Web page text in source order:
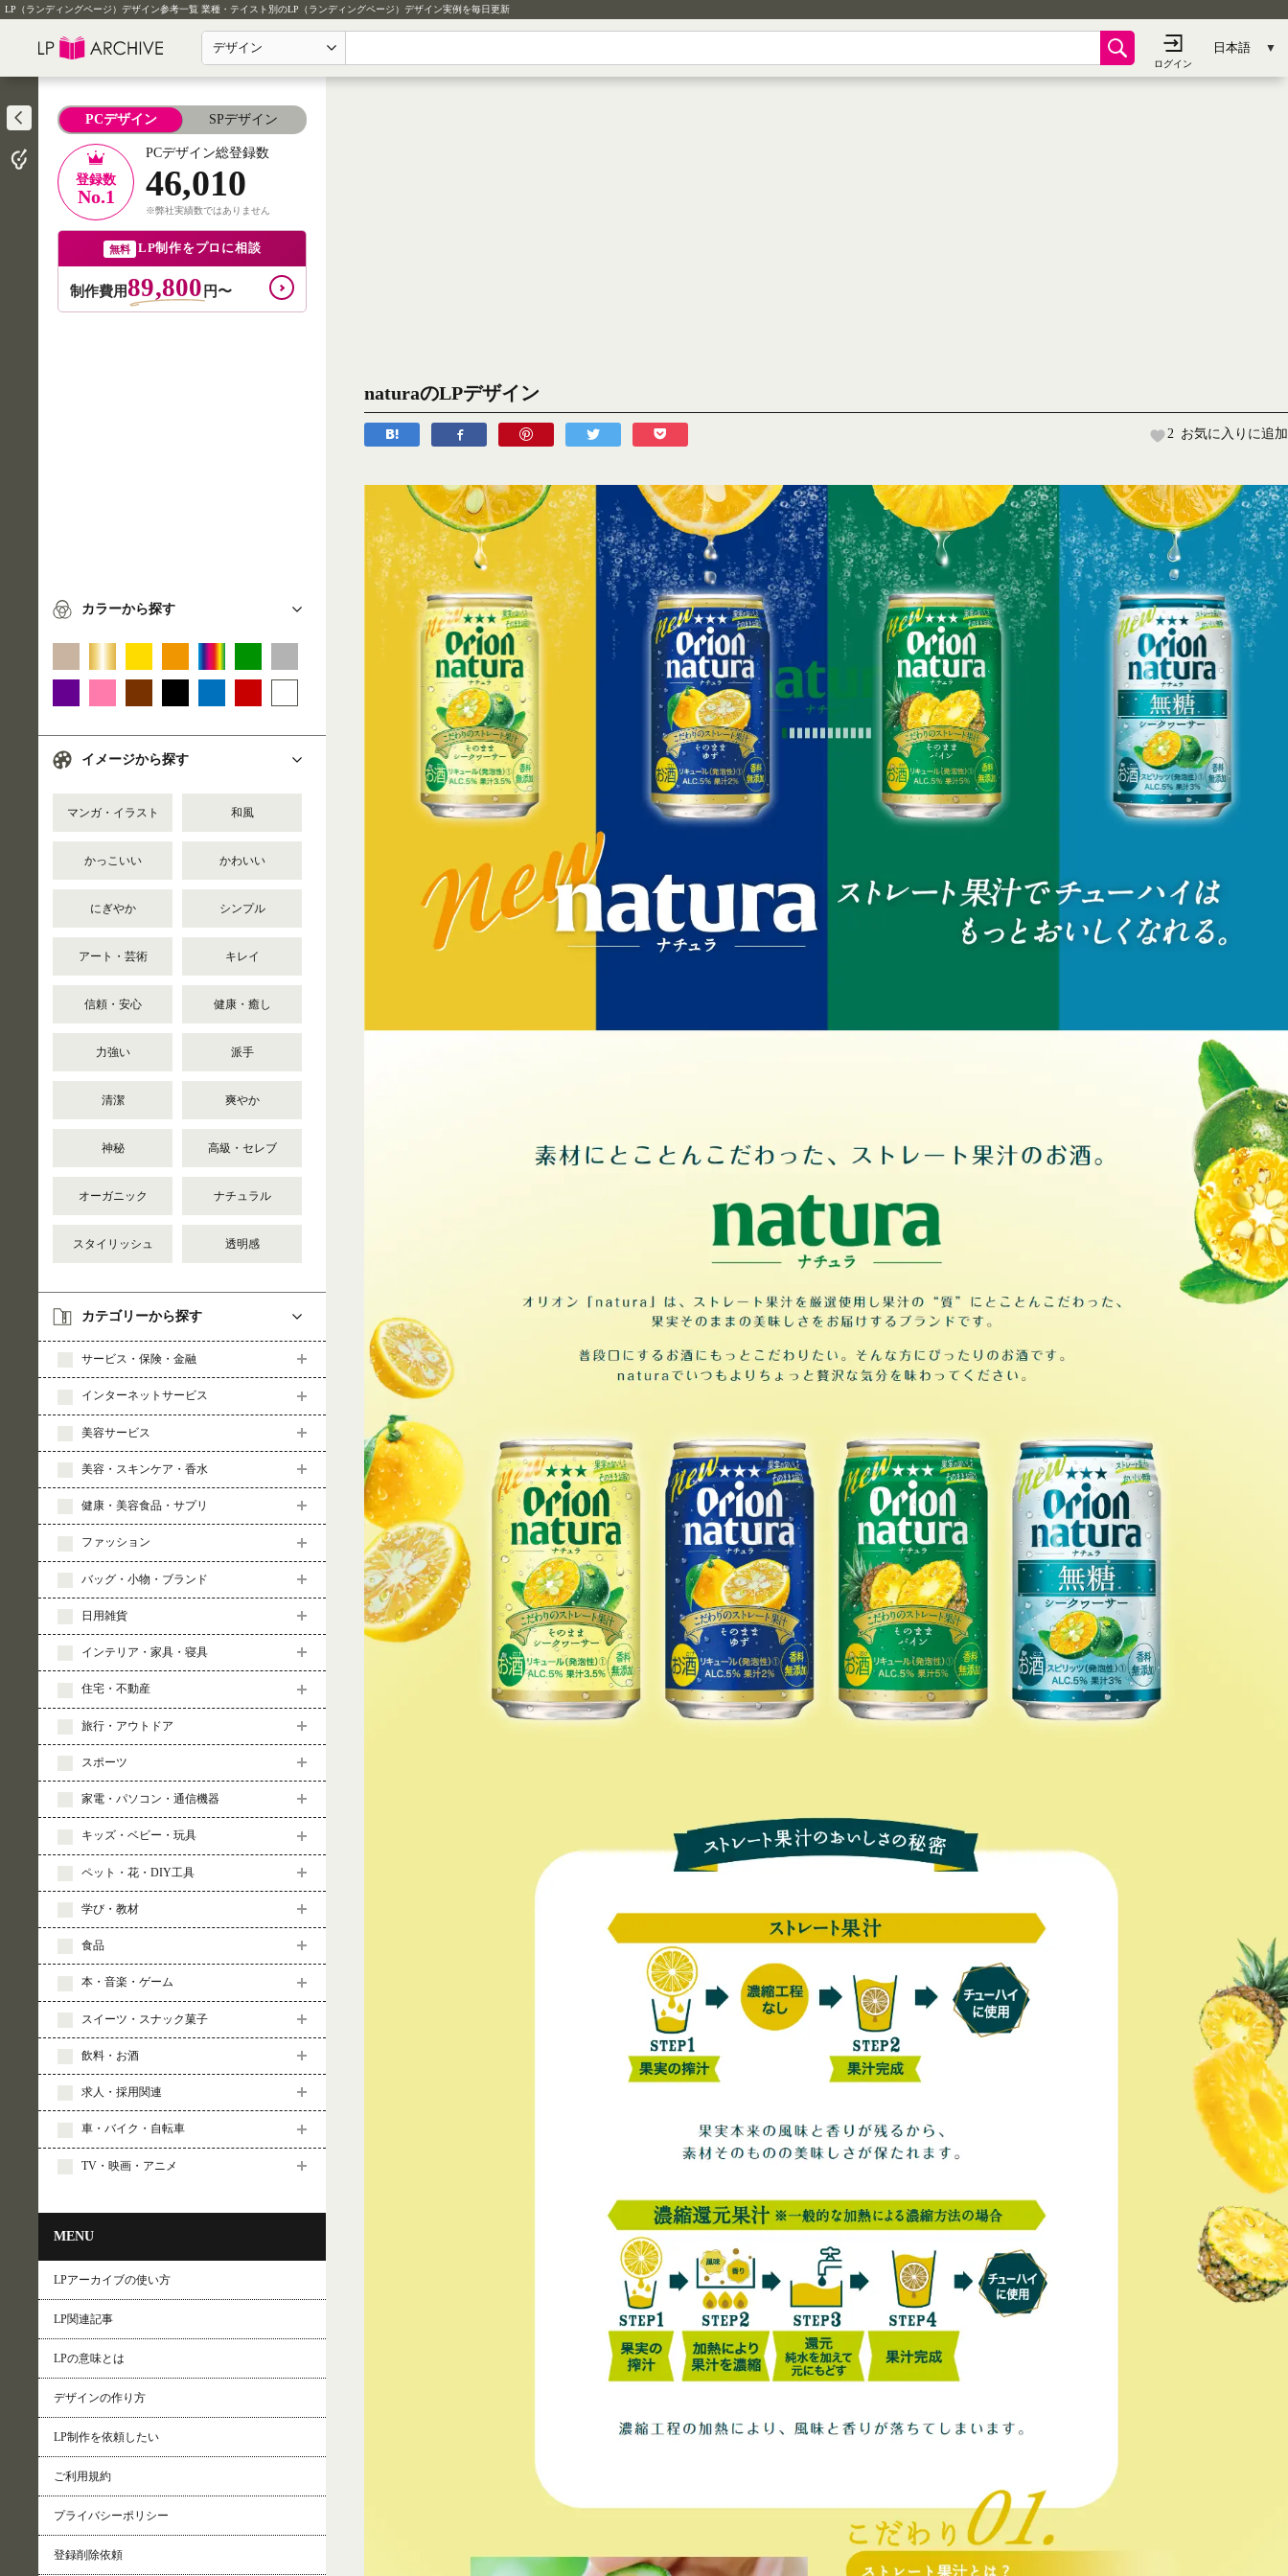
LP（ランディングページ）デザイン参考一覧 業種・テイスト別のLP（ランディングページ）デザイン実例を毎日更新
デザイン
PCデザイン SPデザイン
登録数
No.1
PCデザイン総登録数
46,010
※弊社実績数ではありません
無料 LP制作をプロに相談
制作費用89,800 円〜
カラーから探す
イメージから探す
マンガ・イラスト 和風
かっこいい かわいい
にぎやか シンプル
アート・芸術 キレイ
信頼・安心 健康・癒し
力強い 派手
清潔 爽やか
神秘 高級・セレブ
オーガニック ナチュラル
スタイリッシュ 透明感
カテゴリーから探す
サービス・保険・金融
インターネットサービス
美容サービス
美容・スキンケア・香水
健康・美容食品・サプリ
ファッション
バッグ・小物・ブランド
日用雑貨
インテリア・家具・寝具
住宅・不動産
旅行・アウトドア
スポーツ
家電・パソコン・通信機器
キッズ・ベビー・玩具
ペット・花・DIY工具
学び・教材
食品
本・音楽・ゲーム
スイーツ・スナック菓子
飲料・お酒
求人・採用関連
車・バイク・自転車
TV・映画・アニメ
MENU
LPアーカイブの使い方
LP関連記事
LPの意味とは
デザインの作り方
LP制作を依頼したい
ご利用規約
プライバシーポリシー
登録削除依頼
naturaのLPデザイン
2 お気に入りに追加